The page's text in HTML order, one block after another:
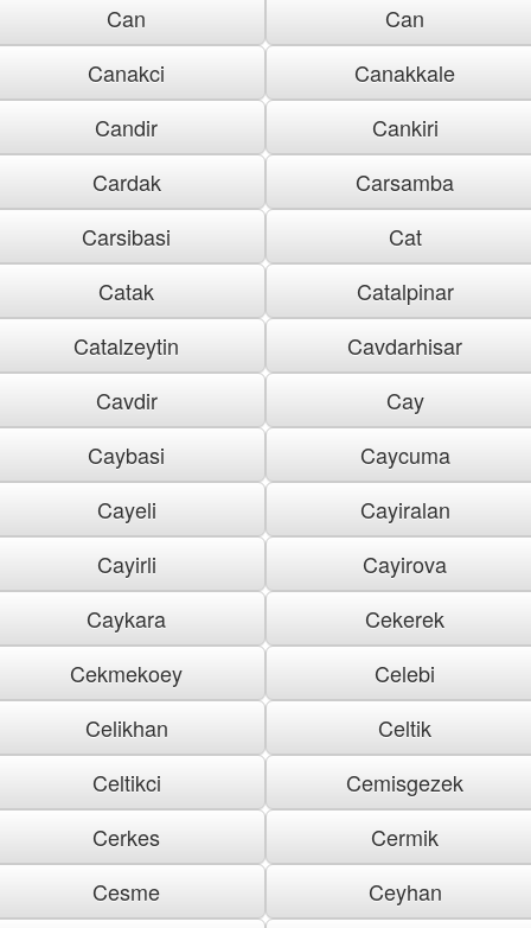
Can
Can
Canakci
Canakkale
Candir
Cankiri
Cardak
Carsamba
Carsibasi
Cat
Catak
Catalpinar
Catalzeytin
Cavdarhisar
Cavdir
Cay
Caybasi
Caycuma
Cayeli
Cayiralan
Cayirli
Cayirova
Caykara
Cekerek
Cekmekoey
Celebi
Celikhan
Celtik
Celtikci
Cemisgezek
Cerkes
Cermik
Cesme
Ceyhan